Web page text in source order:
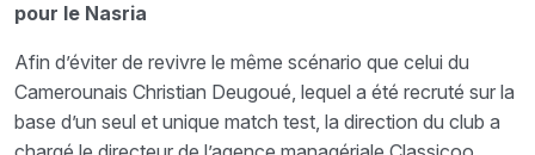
pour le Nasria
Afin d’éviter de revivre le même scénario que celui du
Camerounais Christian Deugoué, lequel a été recruté sur la
base d’un seul et unique match test, la direction du club a